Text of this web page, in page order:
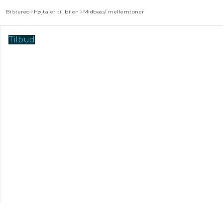
Bilstereo Højtaler til bilen Midbass/ mellemtoner
Tilbud